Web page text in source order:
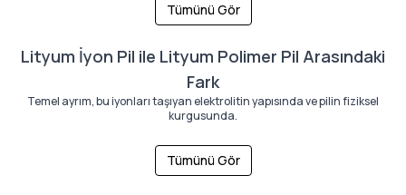
Tümünü Gör
Lityum İyon Pil ile Lityum Polimer Pil Arasındaki
Fark
Temel ayrım, bu iyonları taşıyan elektrolitin yapısında ve pilin fiziksel
kurgusunda.
Tümünü Gör